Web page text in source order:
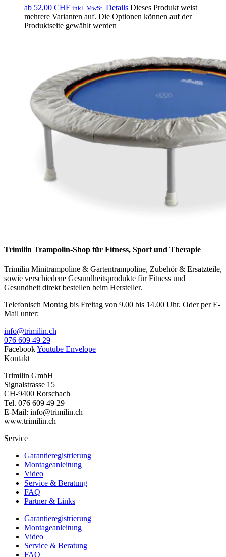
ab 52,00 CHF inkl. MwSt. Details Dieses Produkt weist
mehrere Varianten auf. Die Optionen können auf der
Produktseite gewählt werden
Trimilin Trampolin-Shop für Fitness, Sport und Therapie
Trimilin Minitrampoline & Gartentrampoline, Zubehör & Ersatzteile,
sowie verschiedene Gesundheitsprodukte für Fitness und
Gesundheit direkt bestellen beim Hersteller.
Telefonisch Montag bis Freitag von 9.00 bis 14.00 Uhr. Oder per E-
Mail unter:
info@trimilin.ch
076 609 49 29
FacebookYoutube Envelope
Kontakt
Trimilin GmbH
Signalstrasse 15
CH-9400 Rorschach
Tel. 076 609 49 29
E-Mail: info@trimilin.ch
www.trimilin.ch
Service
Garantieregistrierung
Montageanleitung
Video
Service & Beratung
FAQ
Partner & Links
Garantieregistrierung
Montageanleitung
Video
Service & Beratung
FAQ